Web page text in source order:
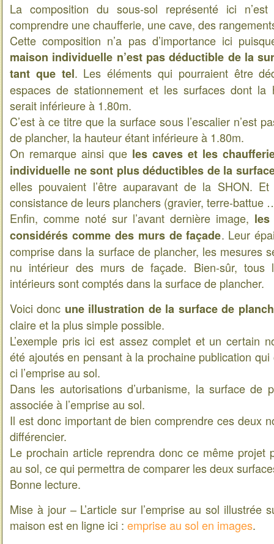
La composition du sous-sol représenté ici
comprendre une chaufferie, une cave, des
Cette composition n’a pas d’importance ici
maison individuelle n’est pas déductible de la
tant que tel. Les éléments qui pourraient être
espaces de stationnement et les surfaces dont la
serait inférieure à 1.80m.
C’est à ce titre que la surface sous l’escalier n’est
de plancher, la hauteur étant inférieure à 1.80m.
On remarque ainsi que les caves et les
individuelle ne sont plus déductibles de la
elles pouvaient l’être auparavant de la SHON.
consistance de leurs planchers (gravier, terre-battue
Enfin, comme noté sur l’avant dernière image,
considérés comme des murs de façade. Leur
comprise dans la surface de plancher, les mesures
nu intérieur des murs de façade. Bien-sûr, tous
intérieurs sont comptés dans la surface de plancher.
Voici donc une illustration de la surface de
claire et la plus simple possible.
L’exemple pris ici est assez complet et un certain
été ajoutés en pensant à la prochaine publication
ci l’emprise au sol.
Dans les autorisations d’urbanisme, la surface de
associée à l’emprise au sol.
Il est donc important de bien comprendre ces deux
différencier.
Le prochain article reprendra donc ce même projet
au sol, ce qui permettra de comparer les deux
Bonne lecture.
Mise à jour – L’article sur l’emprise au sol illustrée
maison est en ligne ici : emprise au sol en images.